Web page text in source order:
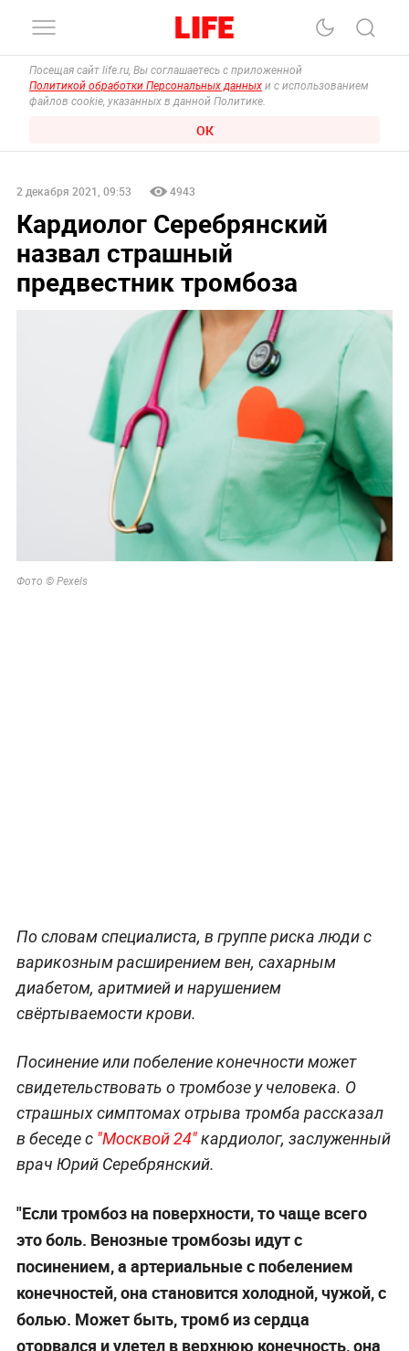
Посещая сайт life.ru, Вы соглашаетесь с приложенной
Политикой обработки Персональных данных и с использованием
файлов cookie, указанных в данной Политике.
ОК
2 декабря 2021, 09:53 4943
Кардиолог Серебрянский
назвал страшный
предвестник тромбоза
Фото © Pexels
По словам специалиста, в группе риска люди с
варикозным расширением вен, сахарным
диабетом, аритмией и нарушением
свёртываемости крови.
Посинение или побеление конечности может
свидетельствовать о тромбозе у человека. О
страшных симптомах отрыва тромба рассказал
в беседе с "Москвой 24"кардиолог, заслуженный
врач Юрий Серебрянский.
"Если тромбоз на поверхности, то чаще всего
это боль. Венозные тромбозы идут с
посинением, а артериальные с побелением
конечностей, она становится холодной, чужой, с
болью. Может быть, тромб из сердца
оторвался и улетел в верхнюю конечность, она